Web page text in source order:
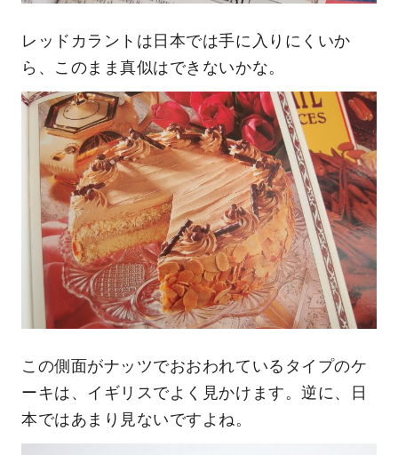
レッドカラントは日本では手に入りにくいか
ら、このまま真似はできないかな。
この側面がナッツでおおわれているタイプのケ
ーキは、イギリスでよく見かけます。逆に、日
本ではあまり見ないですよね。